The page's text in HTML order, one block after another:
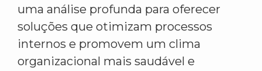
uma análise profunda para oferecer
soluções que otimizam processos
internos e promovem um clima
organizacional mais saudável e